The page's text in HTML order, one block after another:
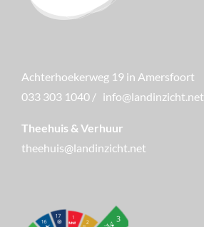
Achterhoekerweg 19 in Amersfoort
033 303 1040 / info@landinzicht.net
Theehuis & Verhuur
theehuis@landinzicht.net